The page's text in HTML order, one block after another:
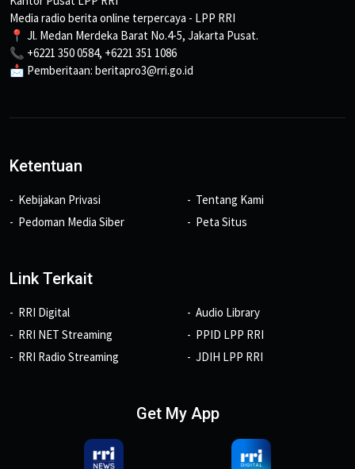
Media radio berita online terpercaya - LPP RRI
📍 Jl. Medan Merdeka Barat No.4-5, Jakarta Pusat.
📞 +6221 350 0584, +6221 351 1086
📩 Pemberitaan: beritapro3@rri.go.id
Ketentuan
Kebijakan Privasi
Pedoman Media Siber
Tentang Kami
Peta Situs
Link Terkait
RRI Digital
RRI NET Streaming
RRI Radio Streaming
Audio Library
PPID LPP RRI
JDIH LPP RRI
Get My App